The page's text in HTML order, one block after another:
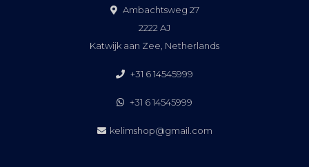
Ambachtsweg 27
2222 AJ
Katwijk aan Zee, Netherlands
+31 6 14545999
+31 6 14545999
kelimshop@gmail.com